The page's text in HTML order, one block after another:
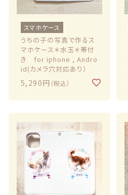
スマホケース
うちの子の写真で作るス
マホケース＊水玉＊帯付
き for iphone , Andro
id(カメラ穴対応あり）
5,290円 （税込）